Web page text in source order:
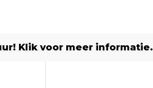
Klik voor meer informatie.